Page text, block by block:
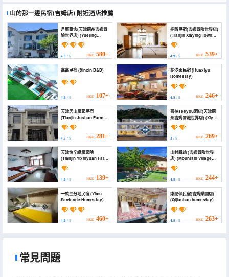
山的那一邊民宿(吉姆店) 附近酒店推薦
月庭華舍(天津薊州吉姆冒
險世界店) (Yueting
Huashe (Tianjin Jizhou
Jim Adventure World))
4.9 / 5 HKD 580+
桐昕民宿(吉姆冒險世界店)
(Tianjin Xiaying Town
Tuanshanzi Village)
4.9/ 5 HKD 539+
鑫鑫民宿 (Xinxin B&B)
4.6 / 5 HKD 107+
花汐雨民宿 (Huaxiyu
Homestay)
4.5/ 5 HKD 246+
天津居山農家民宿
(Tianjin Jushan Farm
Homestay)
4.7 / 5 HKD 281+
喜柚seeyou酒店(天津薊
州吉姆冒險世界店) (Xiyou
Seeyou Hotel (Tianjin
Jizhou Jim Adventure
World))
3/ 5 HKD 269+
天津怡辛緣農家院
(Tianjin Yixinyuan Farm
stay)
4.6 / 5 HKD 139+
山村驛站 (吉姆冒險世界
店) (Mountain Village
Inn (Jim Adventure
World))
4.8/ 5 HKD 244+
一畝三分地民宿 (Yimu
Sanfende Homestay)
4.6 / 5 HKD 460+
柒間伴民宿(吉姆樂園店)
(Qijianban homestay)
4.9/ 5 HKD 263+
常見問題